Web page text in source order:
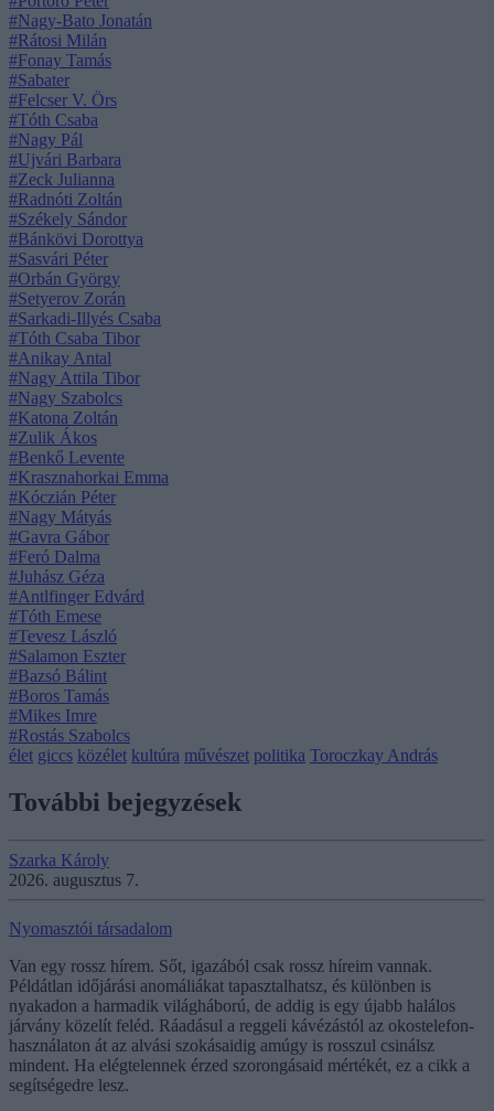
#Nagy-Bato Jonatán
#Rátosi Milán
#Fonay Tamás
#Sabater
#Felcser V. Örs
#Tóth Csaba
#Nagy Pál
#Ujvári Barbara
#Zeck Julianna
#Radnóti Zoltán
#Székely Sándor
#Bánkövi Dorottya
#Sasvári Péter
#Orbán György
#Setyerov Zorán
#Sarkadi-Illyés Csaba
#Tóth Csaba Tibor
#Anikay Antal
#Nagy Attila Tibor
#Nagy Szabolcs
#Katona Zoltán
#Zulik Ákos
#Benkő Levente
#Krasznahorkai Emma
#Kóczián Péter
#Nagy Mátyás
#Gavra Gábor
#Feró Dalma
#Juhász Géza
#Antlfinger Edvárd
#Tóth Emese
#Tevesz László
#Salamon Eszter
#Bazsó Bálint
#Boros Tamás
#Mikes Imre
#Rostás Szabolcs
élet giccs közélet kultúra művészet politika Toroczkay András
További bejegyzések
Szarka Károly
2026. augusztus 7.
Nyomasztói társadalom
Van egy rossz hírem. Sőt, igazából csak rossz híreim vannak.
Példátlan időjárási anomáliákat tapasztalhatsz, és különben is
nyakadon a harmadik világháború, de addig is egy újabb halálos
járvány közelít feléd. Ráadásul a reggeli kávézástól az okostelefon-
használaton át az alvási szokásaidig amúgy is rosszul csinálsz
mindent. Ha elégtelennek érzed szorongásaid mértékét, ez a cikk a
segítségedre lesz.